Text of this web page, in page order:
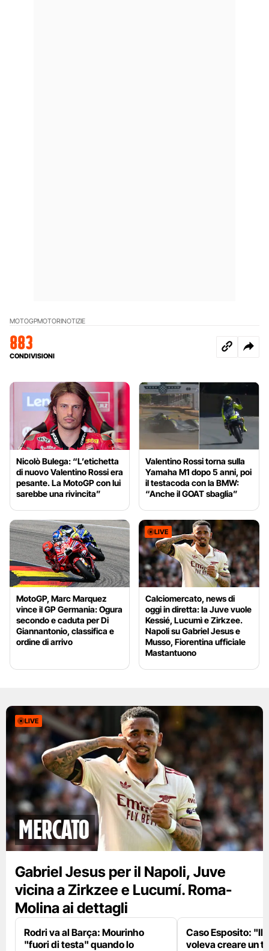
MOTOGPMOTORINOTIZIE
883
CONDIVISIONI
Nicolò Bulega: “L’etichetta
di nuovo Valentino Rossi era
pesante. La MotoGP con lui
sarebbe una rivincita”
Valentino Rossi torna sulla
Yamaha M1 dopo 5 anni, poi
il testacoda con la BMW:
“Anche il GOAT sbaglia”
MotoGP, Marc Marquez
vince il GP Germania: Ogura
secondo e caduta per Di
Giannantonio, classifica e
ordine di arrivo
LIVE
Calciomercato, news di
oggi in diretta: la Juve vuole
Kessié, Lucumì e Zirkzee.
Napoli su Gabriel Jesus e
Musso, Fiorentina ufficiale
Mastantuono
LIVE
mercato
Gabriel Jesus per il Napoli, Juve
vicina a Zirkzee e Lucumí. Roma-
Molina ai dettagli
Rodri va al Barça: Mourinho
"fuori di testa" quando lo
Caso Esposito: "Il
voleva creare un